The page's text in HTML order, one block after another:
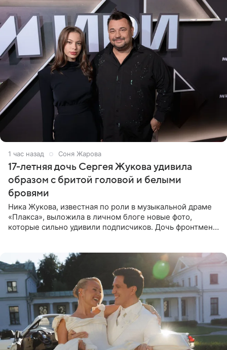
1 час назад Соня Жарова
17-летняя дочь Сергея Жукова удивила
образом с бритой головой и белыми
бровями
Ника Жукова, известная по роли в музыкальной драме
«Плакса», выложила в личном блоге новые фото,
которые сильно удивили подписчиков. Дочь фронтмена